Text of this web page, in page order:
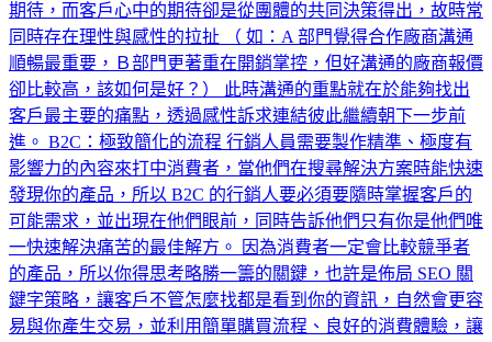
期待，而客戶心中的期待卻是從團體的共同決策得出，故時常
同時存在理性與感性的拉扯 （ 如：A 部門覺得合作廠商溝通
順暢最重要，Ｂ部門更著重在開銷掌控，但好溝通的廠商報價
卻比較高，該如何是好？） 此時溝通的重點就在於能夠找出
客戶最主要的痛點，透過感性訴求連結彼此繼續朝下一步前
進。 B2C：極致簡化的流程 行銷人員需要製作精準、極度有
影響力的內容來打中消費者，當他們在搜尋解決方案時能快速
發現你的產品，所以 B2C 的行銷人要必須要隨時掌握客戶的
可能需求，並出現在他們眼前，同時告訴他們只有你是他們唯
一快速解決痛苦的最佳解方。 因為消費者一定會比較競爭者
的產品，所以你得思考略勝一籌的關鍵，也許是佈局 SEO 關
鍵字策略，讓客戶不管怎麼找都是看到你的資訊，自然會更容
易與你產生交易，並利用簡單購買流程、良好的消費體驗，讓